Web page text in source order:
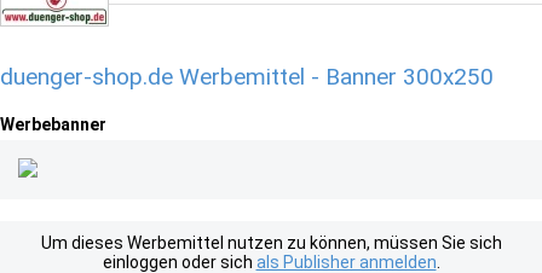
duenger-shop.de Werbemittel - Banner 300x250
Werbebanner
Um dieses Werbemittel nutzen zu können, müssen Sie sich
einloggen oder sich als Publisher anmelden